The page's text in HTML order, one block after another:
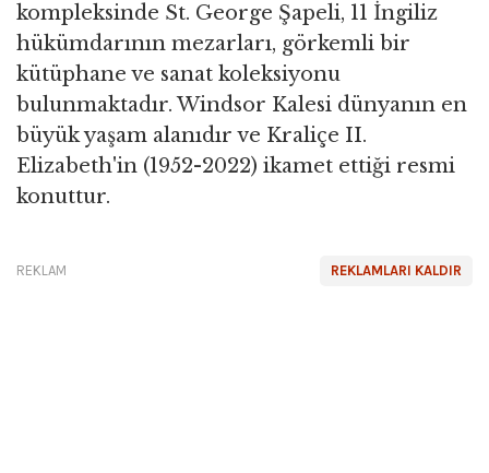
kompleksinde St. George Şapeli, 11 İngiliz
hükümdarının mezarları, görkemli bir
kütüphane ve sanat koleksiyonu
bulunmaktadır. Windsor Kalesi dünyanın en
büyük yaşam alanıdır ve Kraliçe II.
Elizabeth'in (1952-2022) ikamet ettiği resmi
konuttur.
REKLAMLARI KALDIR
REKLAM